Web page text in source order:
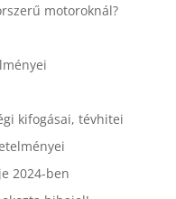
motoroknál?
kifogásai, tévhitei
2024-ben